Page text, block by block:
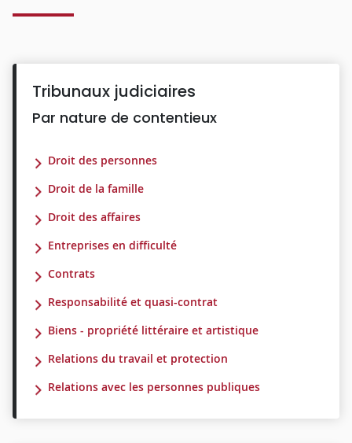
Tribunaux judiciaires
Par nature de contentieux
Droit des personnes
Droit de la famille
Droit des affaires
Entreprises en difficulté
Contrats
Responsabilité et quasi-contrat
Biens - propriété littéraire et artistique
Relations du travail et protection
Relations avec les personnes publiques